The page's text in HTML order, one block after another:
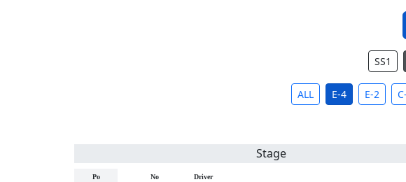
SS1
ALL E-4 E-2
Stage
Po No Driver